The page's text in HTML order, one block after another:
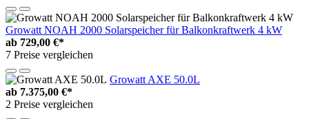
Growatt NOAH 2000 Solarspeicher für Balkonkraftwerk 4 kW
ab 729,00 €*
7 Preise vergleichen
Growatt AXE 50.0L
ab 7.375,00 €*
2 Preise vergleichen